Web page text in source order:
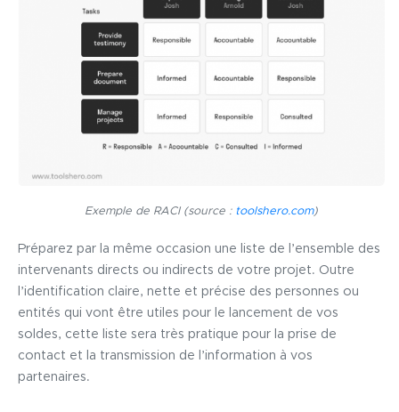
Exemple de RACI (source : toolshero.com)
Préparez par la même occasion une liste de l’ensemble des
intervenants directs ou indirects de votre projet. Outre
l’identification claire, nette et précise des personnes ou
entités qui vont être utiles pour le lancement de vos
soldes, cette liste sera très pratique pour la prise de
contact et la transmission de l’information à vos
partenaires.